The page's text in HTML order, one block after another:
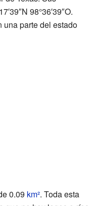
98°36′39″O.
una parte del estado
0.09 km². Toda esta